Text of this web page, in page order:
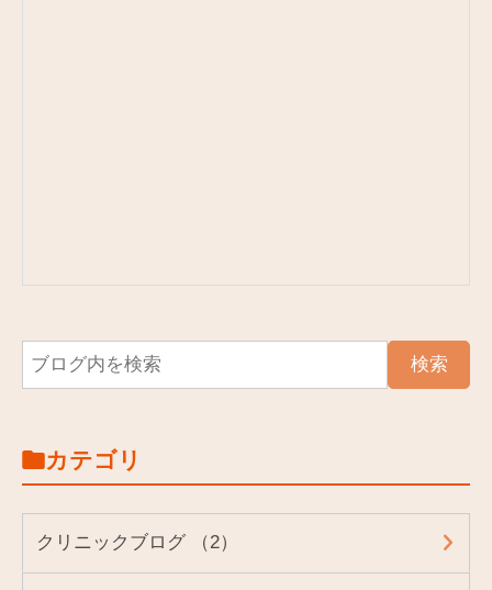
カテゴリ
クリニックブログ （2）